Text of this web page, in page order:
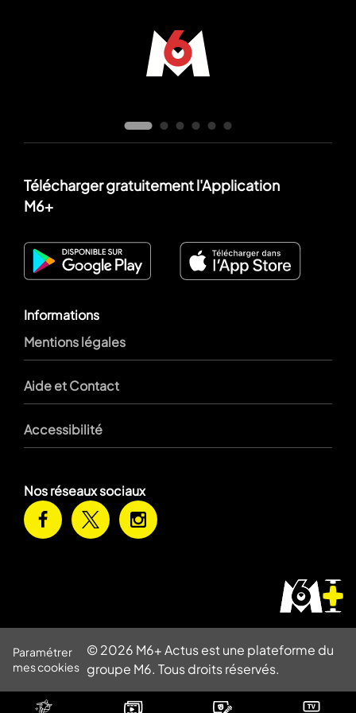
Télécharger gratuitement l'Application
M6+
Informations
Mentions légales
Aide et Contact
Accessibilité
Nos réseaux sociaux
Paramétrer
mes cookies
© 2026 M6+ Actus est une plateforme du
groupe M6. Tous droits réservés.